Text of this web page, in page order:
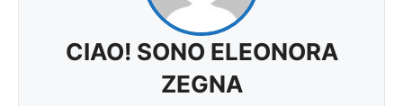
CIAO! SONO ELEONORA
ZEGNA